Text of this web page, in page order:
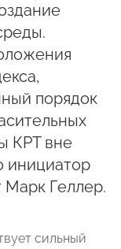
порядок
КРТ вне
инициатор
Марк Геллер.
сильный